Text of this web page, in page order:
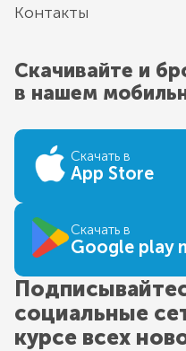
Контакты
Скачивайте и
в нашем
Скачать в
App Store
Скачать в
Google play
социальные
курсе всех